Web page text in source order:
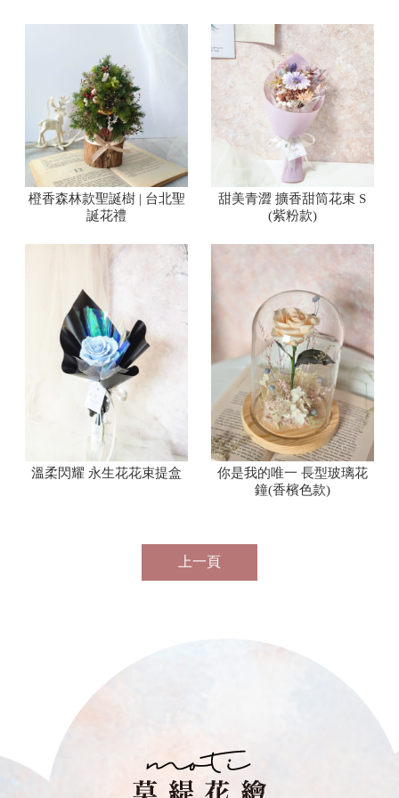
橙香森林款聖誕樹 | 台北聖
誕花禮
甜美青澀 擴香甜筒花束 S
(紫粉款)
溫柔閃耀 永生花花束提盒
你是我的唯一 長型玻璃花
鐘(香檳色款)
上一頁